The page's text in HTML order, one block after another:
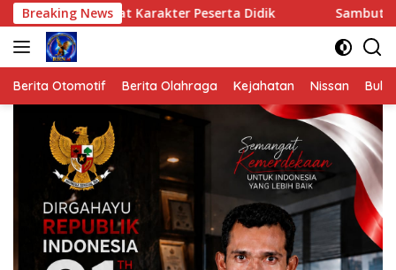
Langsung
ke
konten
Breaking News
Karakter Peserta Didik Sambut HUT ke-81
Berita Otomotif Berita Olahraga Kejahatan Nissan